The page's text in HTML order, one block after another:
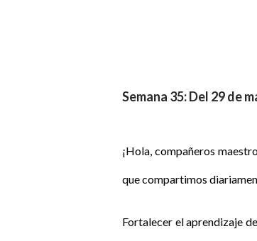
Semana 35: Del 29 de
¡Hola, compañeros
que compartimos
Fortalecer el aprendizaje